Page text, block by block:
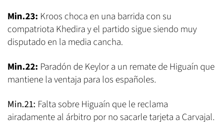
Min.23: Kroos choca en una barrida con su
compatriota Khedira y el partido sigue siendo muy
disputado en la media cancha.
Min.22: Paradón de Keylor a un remate de Higuaín que
mantiene la ventaja para los españoles.
Min.21: Falta sobre Higuaín que le reclama
airadamente al árbitro por no sacarle tarjeta a Carvajal.